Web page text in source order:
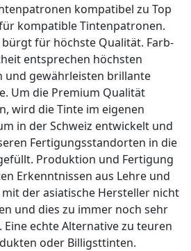
kompatibel zu Top
kompatible Tintenpatronen.
für höchste Qualität. Farb-
entsprechen höchsten
und gewährleisten brillante
Um die Premium Qualität
wird die Tinte im eigenen
in der Schweiz entwickelt und
Fertigungsstandorten in die
Produktion und Fertigung
Erkenntnissen aus Lehre und
der asiatische Hersteller nicht
und dies zu immer noch sehr
echte Alternative zu teuren
oder Billigsttinten.